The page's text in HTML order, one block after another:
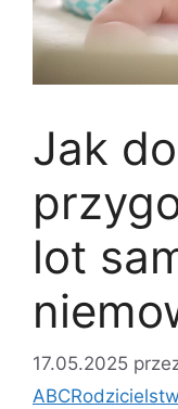
Jak
lot
17.05.2025